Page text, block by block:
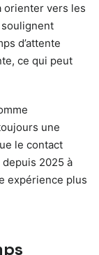
orienter vers les
d’attente
ce qui peut
une
le contact
depuis 2025 à
expérience plus